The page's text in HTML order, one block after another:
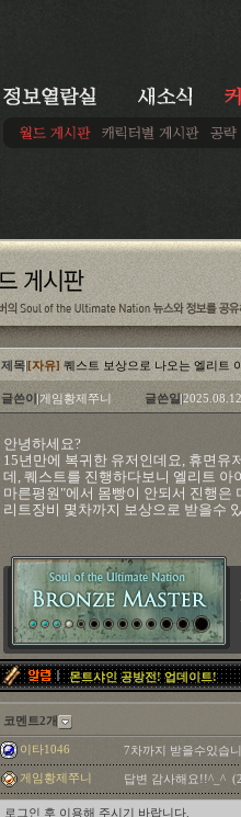
제목[자유]퀘스트 보상으로 나오는 엘리트
글쓴이 게임황제쭈니 글쓴일
안녕하세요?
15년만에 복귀한 유저인데요, 휴면유
데, 퀘스트를 진행하다보니 엘리트
마른평원"에서 몸빵이 안되서 진행은
리트장비 몇차까지 보상으로 받을수
몬트샤인 공방전! 업데이트!
코멘트2개
이타1046 7차까지 받을수있습
게임황제쭈니 답변 감사해요!!^_^